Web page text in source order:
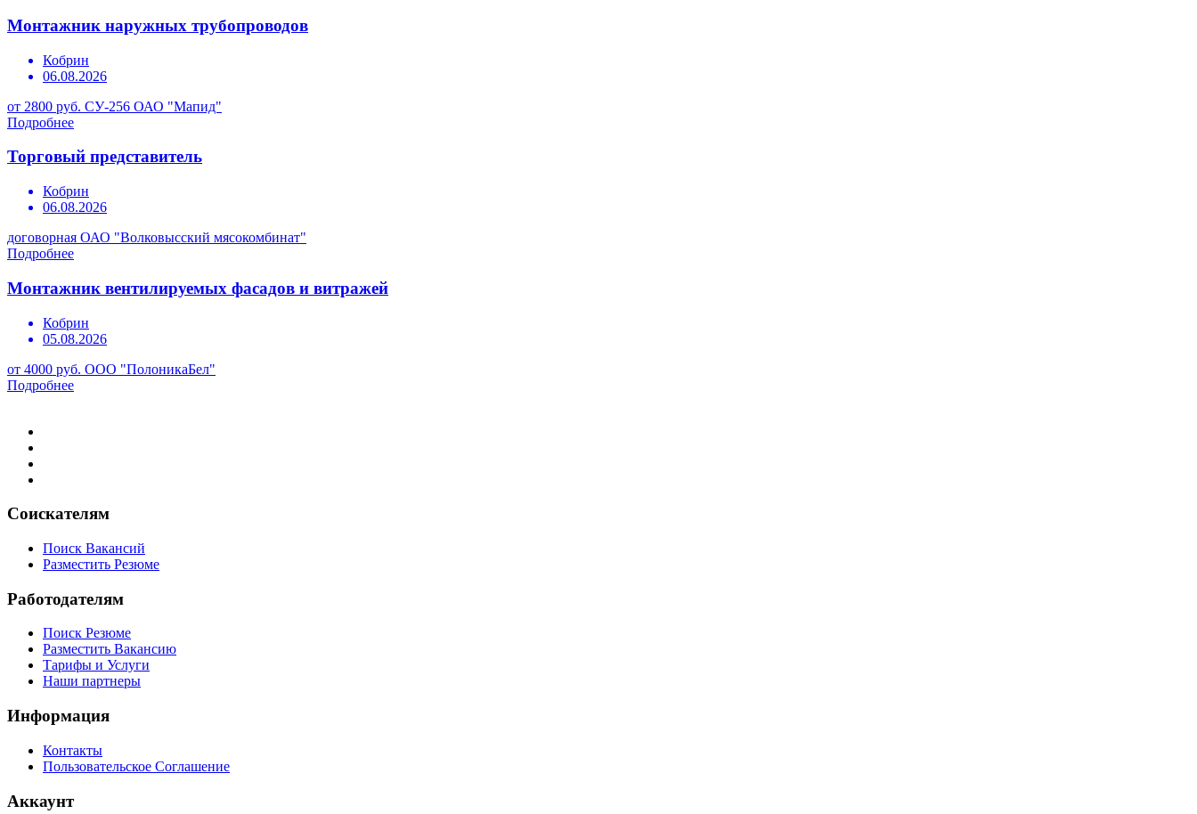
Монтажник наружных трубопроводов
Кобрин
06.08.2026
от 2800 руб. СУ-256 ОАО "Мапид"
Подробнее
Торговый представитель
Кобрин
06.08.2026
договорная ОАО "Волковысский мясокомбинат"
Подробнее
Монтажник вентилируемых фасадов и витражей
Кобрин
05.08.2026
от 4000 руб. ООО "ПолоникаБел"
Подробнее
Соискателям
Поиск Вакансий
Разместить Резюме
Работодателям
Поиск Резюме
Разместить Вакансию
Тарифы и Услуги
Наши партнеры
Информация
Контакты
Пользовательское Соглашение
Аккаунт